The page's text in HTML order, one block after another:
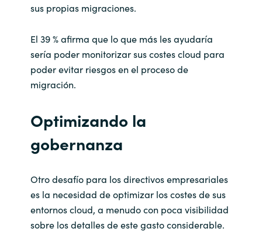
sus propias migraciones.
El 39 % afirma que lo que más les ayudaría
sería poder monitorizar sus costes cloud para
poder evitar riesgos en el proceso de
migración.
Optimizando la
gobernanza
Otro desafío para los directivos empresariales
es la necesidad de optimizar los costes de sus
entornos cloud, a menudo con poca visibilidad
sobre los detalles de este gasto considerable.